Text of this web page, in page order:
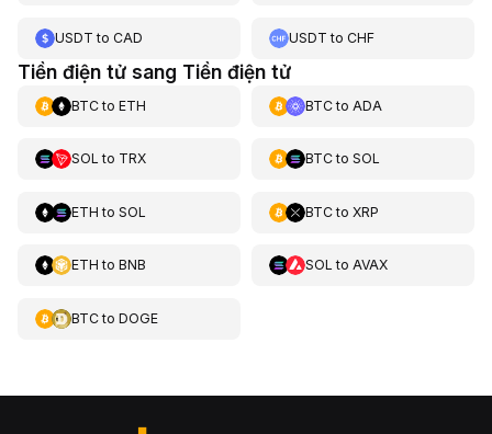
USDT to CAD USDT toCHF
Tiền điện tử sang Tiền điện tử
BTCto ETH BTCto ADA
SOL to TRX BTCto SOL
ETH to SOL BTCto XRP
ETH to BNB SOL to AVAX
BTCto DOGE